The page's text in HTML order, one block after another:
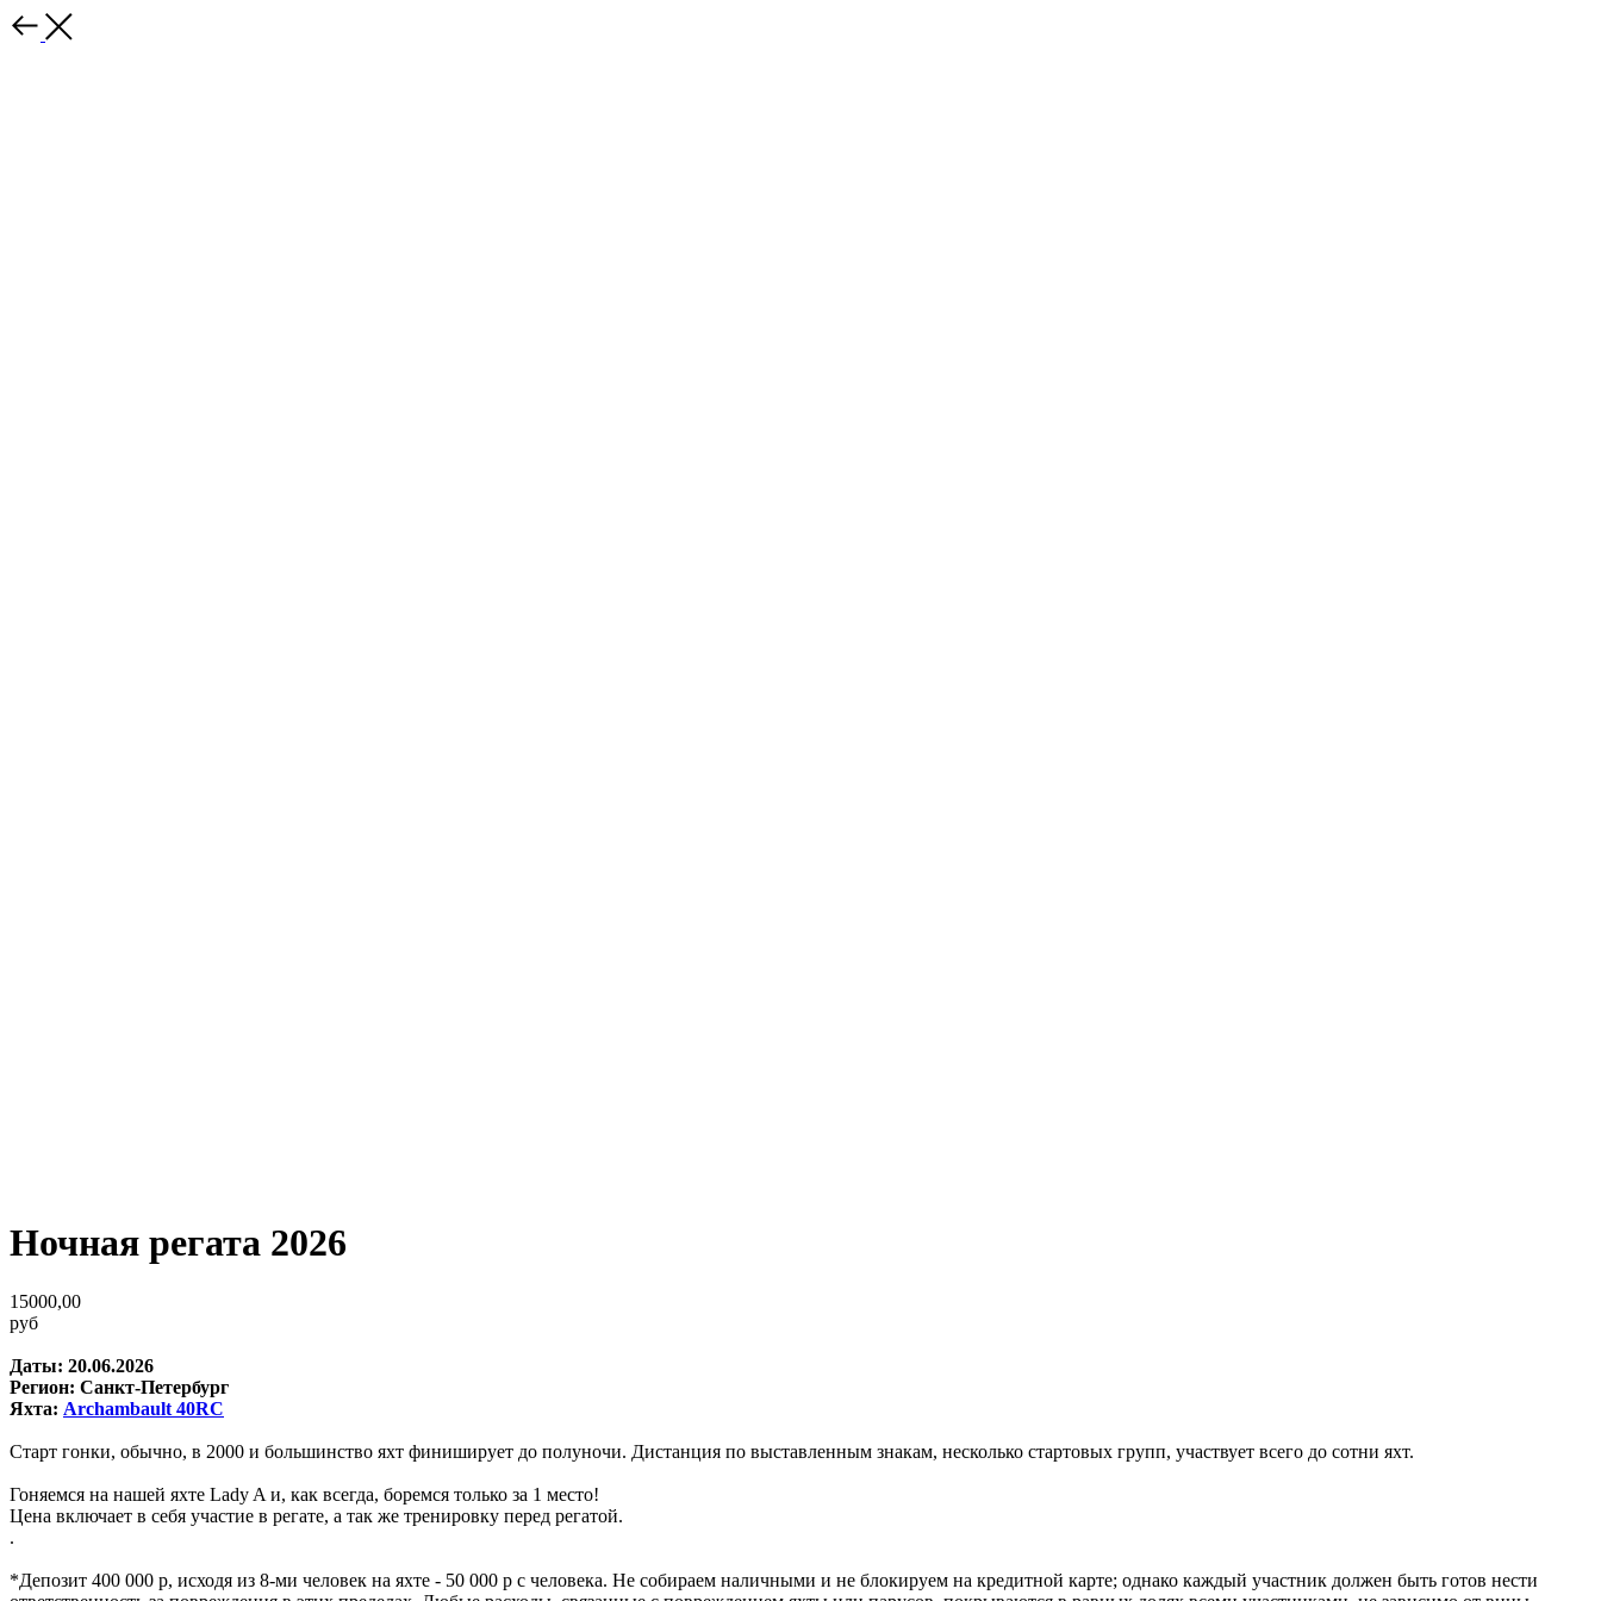
Ночная регата 2026
15000,00
руб
Даты: 20.06.2026
Регион: Санкт-Петербург
Яхта: Archambault 40RC
Старт гонки, обычно, в 2000 и большинство яхт финиширует до полуночи. Дистанция по выставленным знакам, несколько стартовых групп, участвует всего до сотни яхт.
Гоняемся на нашей яхте Lady A и, как всегда, боремся только за 1 место!
Цена включает в себя участие в регате, а так же тренировку перед регатой.
.
*Депозит 400 000 р, исходя из 8-ми человек на яхте - 50 000 р с человека. Не собираем наличными и не блокируем на кредитной карте; однако каждый участник должен быть готов нести